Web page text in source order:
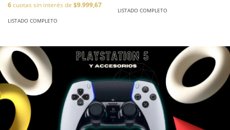
6cuotas sin interés de $9.999,67
LISTADO COMPLETO
LISTADO COMPLETO